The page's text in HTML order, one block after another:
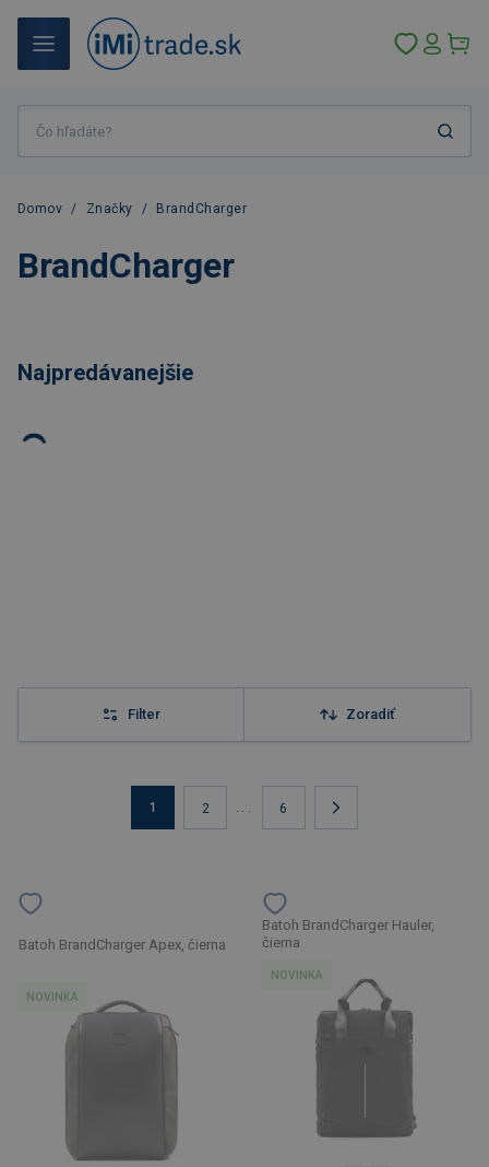
Domov / Značky / BrandCharger
BrandCharger
Najpredávanejšie
Filter Zoradiť
1 2 ... 6
Batoh BrandCharger Apex, čierna
NOVINKA
Batoh BrandCharger Hauler,
čierna
NOVINKA